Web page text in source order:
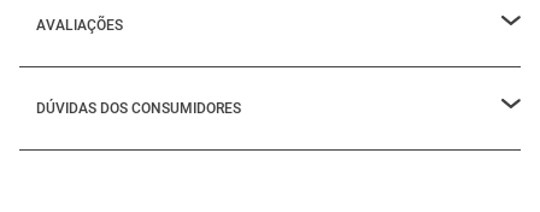
AVALIAÇÕES
DÚVIDAS DOS CONSUMIDORES